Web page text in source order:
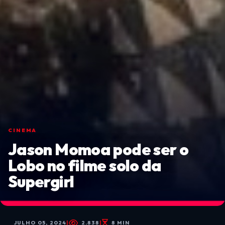
CINEMA
Jason Momoa pode ser o
Lobo no filme solo da
Supergirl
JULHO 05, 2024| 2.838 | 8 MIN